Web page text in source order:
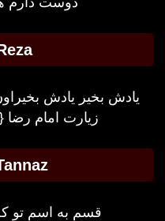
یادش بخیر یادش
زیارت امام
قسم به اسم تو